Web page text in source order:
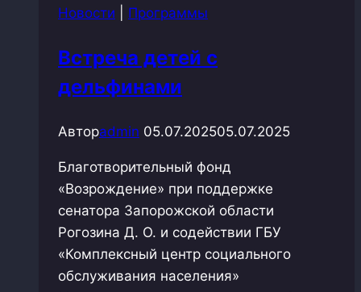
Новости Программы
Встреча детей с
дельфинами
Авторadmin 05.07.202505.07.2025
Благотворительный фонд
«Возрождение» при поддержке
сенатора Запорожской области
Рогозина Д. О. и содействии ГБУ
«Комплексный центр социального
обслуживания населения»